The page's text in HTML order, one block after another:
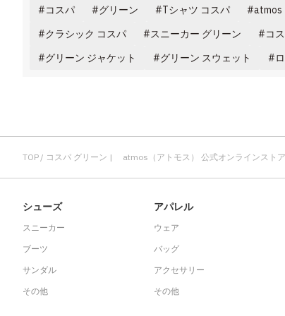
コスパ グリーン Tシャツ コスパ atmos
クラシック コスパ
スニーカー グリーン コ
グリーン ジャケット
グリーン スウェット
TOP コスパ グリーン | atmos（アトモス） 公式オンラインストア
シューズ
スニーカー
ブーツ
サンダル
その他
アパレル
ウェア
バッグ
アクセサリー
その他